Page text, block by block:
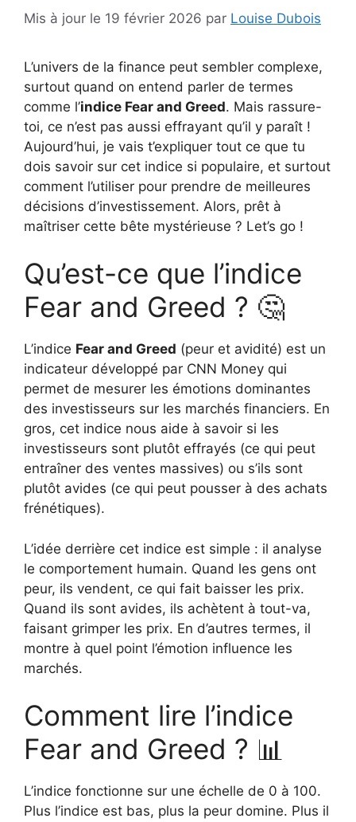
Mis à jour le 19 février 2026 par Louise Dubois
L’univers de la finance peut sembler complexe,
surtout quand on entend parler de termes
comme l’indice Fear and Greed. Mais rassure-
toi, ce n’est pas aussi effrayant qu’il y paraît !
Aujourd’hui, je vais t’expliquer tout ce que tu
dois savoir sur cet indice si populaire, et surtout
comment l’utiliser pour prendre de meilleures
décisions d’investissement. Alors, prêt à
maîtriser cette bête mystérieuse ? Let’s go !
Qu’est-ce que l’indice
Fear and Greed ? 🤔
L’indice Fear and Greed (peur et avidité) est un
indicateur développé par CNN Money qui
permet de mesurer les émotions dominantes
des investisseurs sur les marchés financiers. En
gros, cet indice nous aide à savoir si les
investisseurs sont plutôt effrayés (ce qui peut
entraîner des ventes massives) ou s’ils sont
plutôt avides (ce qui peut pousser à des achats
frénétiques).
L’idée derrière cet indice est simple : il analyse
le comportement humain. Quand les gens ont
peur, ils vendent, ce qui fait baisser les prix.
Quand ils sont avides, ils achètent à tout-va,
faisant grimper les prix. En d’autres termes, il
montre à quel point l’émotion influence les
marchés.
Comment lire l’indice
Fear and Greed ? 📊
L’indice fonctionne sur une échelle de 0 à 100.
Plus l’indice est bas, plus la peur domine. Plus il